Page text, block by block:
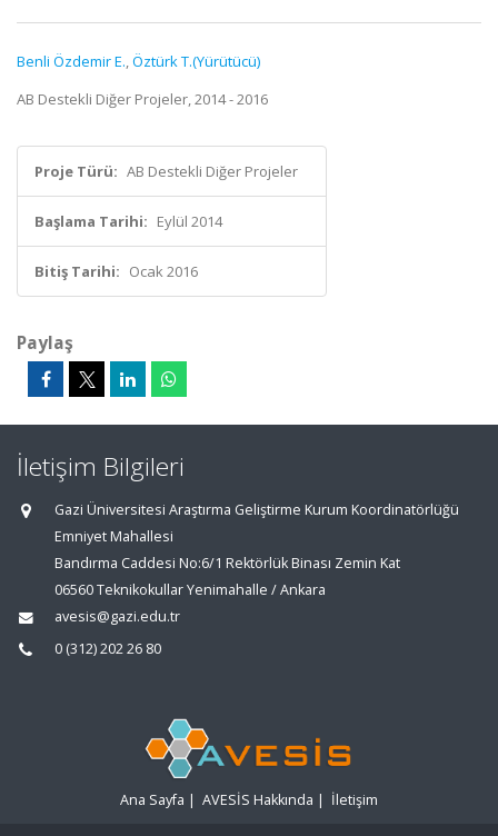
Benli Özdemir E.,Öztürk T.(Yürütücü)
AB Destekli Diğer Projeler, 2014 - 2016
Proje Türü: AB Destekli Diğer Projeler
Başlama Tarihi: Eylül 2014
Bitiş Tarihi: Ocak 2016
Paylaş
İletişim Bilgileri
Gazi Üniversitesi Araştırma Geliştirme Kurum Koordinatörlüğü
Emniyet Mahallesi
Bandırma Caddesi No:6/1 Rektörlük Binası Zemin Kat
06560 Teknikokullar Yenimahalle / Ankara
avesis@gazi.edu.tr
0 (312) 202 26 80
Ana Sayfa | AVESİS Hakkında | İletişim